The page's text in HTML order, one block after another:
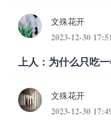
文殊花开
2023-12-30
上人：为什么只吃
文殊花开
2023-12-30